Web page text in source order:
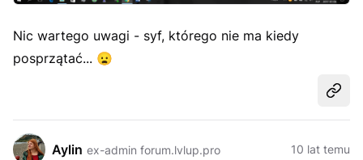
Nic wartego uwagi - syf, którego nie ma kiedy
posprzątać... 😦
Aylin ex-admin forum.lvlup.pro 10 lat temu